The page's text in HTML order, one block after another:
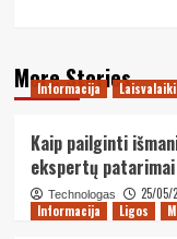
More Stories
Informacija
Kaip pailginti
ekspertų
Technologas
25/05/
Informacija
Ligos